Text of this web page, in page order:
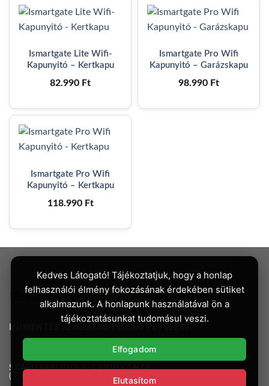
Ismartgate Lite Wifi-
Kapunyitó – Kertkapu
82.990 Ft
Ismartgate Pro Wifi
Kapunyitó – Garázskapu
98.990 Ft
Ismartgate Pro Wifi
Kapunyitó – Kertkapu
118.990 Ft
SZÁLLÍTÁSI IDŐ: 1-3 MUNKANAP.
( EXPRESS ONE / GLS / MAGYAR POSTA )
Kedves Látogató! Tájékoztatjuk, hogy a honlap
felhasználói élmény fokozásának érdekében sütiket
alkalmazunk. A honlapunk használatával ön a
tájékoztatásunkat tudomásul veszi.
Elfogadom
Elutasítom